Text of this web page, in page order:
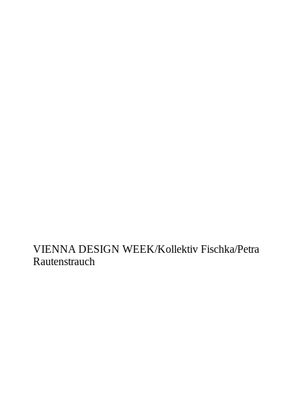
VIENNA DESIGN WEEK/Kollektiv Fischka/Petra
Rautenstrauch